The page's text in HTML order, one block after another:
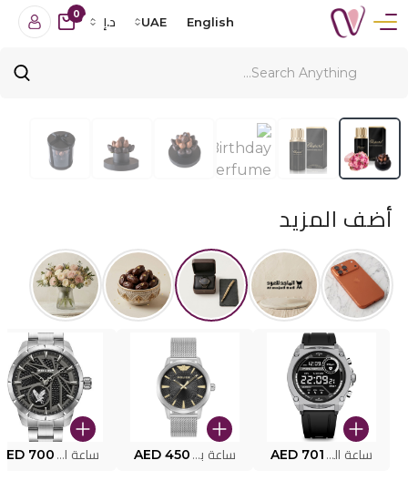
English
UAE د.إ
0
أضف المزيد
ساعة البوليس الذكية MY.AVATAR PEIUN0000101 AED 701 ساعة بوليس للرجال PEWJG0005002 AED 450 ساعة البوليس PEWJG2227302 700